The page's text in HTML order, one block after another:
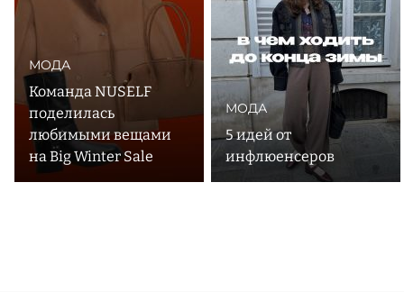
МОДА
Команда NUSELF
поделилась
любимыми вещами
на Big Winter Sale
МОДА
5 идей от
инфлюенсеров